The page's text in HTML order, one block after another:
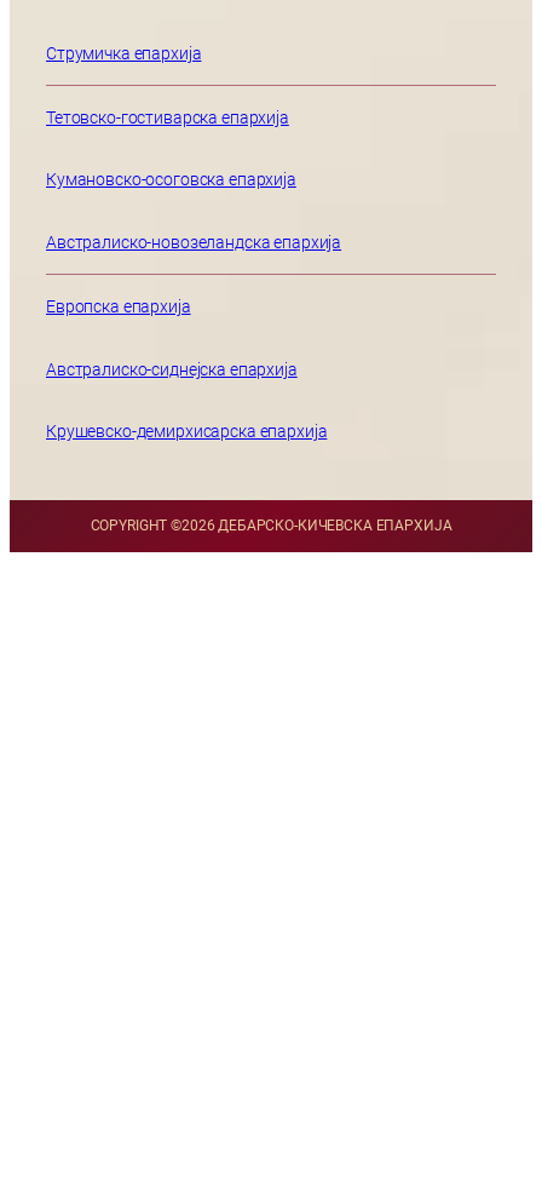
Струмичка епархија
Тетовско-гостиварска епархија
Кумановско-осоговска епархија
Австралиско-новозеландска епархија
Европска епархија
Австралиско-сиднејска епархија
Крушевско-демирхисарска епархија
COPYRIGHT ©2026 ДЕБАРСКО-КИЧЕВСКА ЕПАРХИЈА